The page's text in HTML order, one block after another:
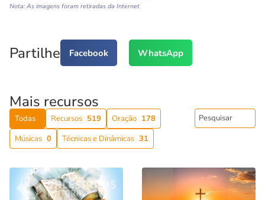
Nota: As imagens foram retiradas da Internet
Partilhe Facebook WhatsApp
Mais recursos
Todas Recursos 519 Oração 178
Músicas 0 Técnicas e Dinâmicas 31